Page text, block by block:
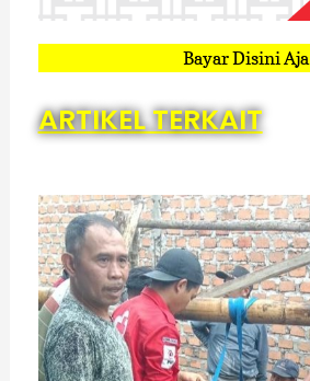
Bayar Disini Aja
ARTIKEL TERKAIT